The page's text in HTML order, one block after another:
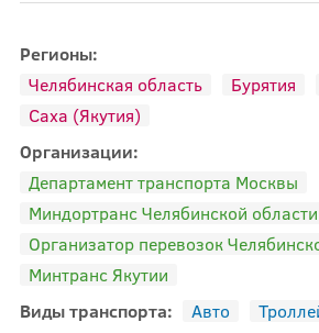
Регионы:
Челябинская область
Бурятия
Саха (Якутия)
Организации:
Департамент транспорта Москвы
Миндортранс Челябинской области
Организатор перевозок
Минтранс Якутии
Виды транспорта:
Авто